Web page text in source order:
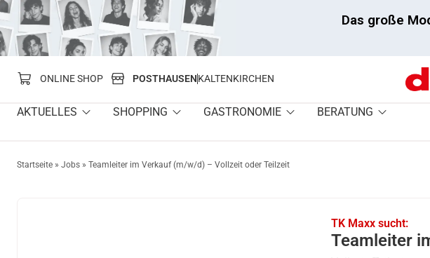
springen
Das große
ONLINE SHOP POSTHAUSENKALTENKIRCHEN
AKTUELLES SHOPPING GASTRONOMIE BERATUNG
Startseite » Jobs » Teamleiter im Verkauf (m/w/d) – Vollzeit oder Teilzeit
TK Maxx sucht:
Teamleiter